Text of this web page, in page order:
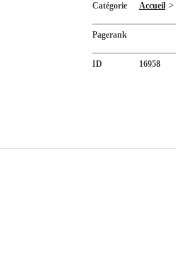
Catégorie Accueil >
Pagerank
ID 16958